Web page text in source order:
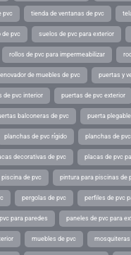
pvc tienda de ventanas de pvc
de pvc suelos de pvc para exterior
rollos de pvc para impermeabilizar
de muebles de pvc puertas y
de pvc interior puertas de pvc exterior
balconeras de pvc puerta
planchas de pvc rígido planchas de
decorativas de pvc placas de pvc
piscina de pvc pintura para piscinas de
pergolas de pvc perfiles de pvc
para paredes paneles de pvc para
muebles de pvc mosquiteras